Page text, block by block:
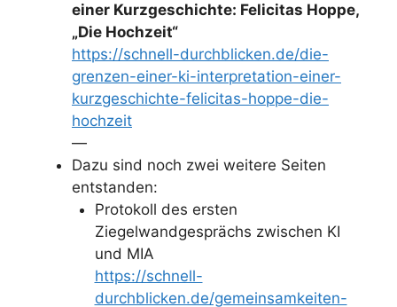
einer Kurzgeschichte: Felicitas Hoppe,
„Die Hochzeit“
https://schnell-durchblicken.de/die-
grenzen-einer-ki-interpretation-einer-
kurzgeschichte-felicitas-hoppe-die-
hochzeit
—
Dazu sind noch zwei weitere Seiten
entstanden:
Protokoll des ersten
Ziegelwandgesprächs zwischen KI
und MIA
https://schnell-
durchblicken.de/gemeinsamkeiten-